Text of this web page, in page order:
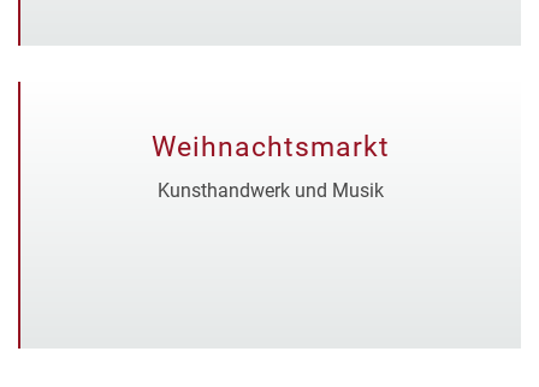
Weihnachtsmarkt
Kunsthandwerk und Musik